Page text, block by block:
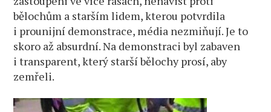
bělochům a starším lidem, kterou potvrdila
i prounijní demonstrace, média nezmiňují. Je to
skoro až absurdní. Na demonstraci byl zabaven
i transparent, který starší bělochy prosí, aby
zemřeli.